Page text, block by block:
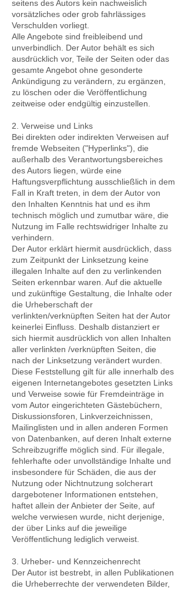
seitens des Autors kein nachweislich
vorsätzliches oder grob fahrlässiges
Verschulden vorliegt.
Alle Angebote sind freibleibend und
unverbindlich. Der Autor behält es sich
ausdrücklich vor, Teile der Seiten oder das
gesamte Angebot ohne gesonderte
Ankündigung zu verändern, zu ergänzen,
zu löschen oder die Veröffentlichung
zeitweise oder endgültig einzustellen.
2. Verweise und Links
Bei direkten oder indirekten Verweisen auf
fremde Webseiten ("Hyperlinks"), die
außerhalb des Verantwortungsbereiches
des Autors liegen, würde eine
Haftungsverpflichtung ausschließlich in dem
Fall in Kraft treten, in dem der Autor von
den Inhalten Kenntnis hat und es ihm
technisch möglich und zumutbar wäre, die
Nutzung im Falle rechtswidriger Inhalte zu
verhindern.
Der Autor erklärt hiermit ausdrücklich, dass
zum Zeitpunkt der Linksetzung keine
illegalen Inhalte auf den zu verlinkenden
Seiten erkennbar waren. Auf die aktuelle
und zukünftige Gestaltung, die Inhalte oder
die Urheberschaft der
verlinkten/verknüpften Seiten hat der Autor
keinerlei Einfluss. Deshalb distanziert er
sich hiermit ausdrücklich von allen Inhalten
aller verlinkten /verknüpften Seiten, die
nach der Linksetzung verändert wurden.
Diese Feststellung gilt für alle innerhalb des
eigenen Internetangebotes gesetzten Links
und Verweise sowie für Fremdeinträge in
vom Autor eingerichteten Gästebüchern,
Diskussionsforen, Linkverzeichnissen,
Mailinglisten und in allen anderen Formen
von Datenbanken, auf deren Inhalt externe
Schreibzugriffe möglich sind. Für illegale,
fehlerhafte oder unvollständige Inhalte und
insbesondere für Schäden, die aus der
Nutzung oder Nichtnutzung solcherart
dargebotener Informationen entstehen,
haftet allein der Anbieter der Seite, auf
welche verwiesen wurde, nicht derjenige,
der über Links auf die jeweilige
Veröffentlichung lediglich verweist.
3. Urheber- und Kennzeichenrecht
Der Autor ist bestrebt, in allen Publikationen
die Urheberrechte der verwendeten Bilder,